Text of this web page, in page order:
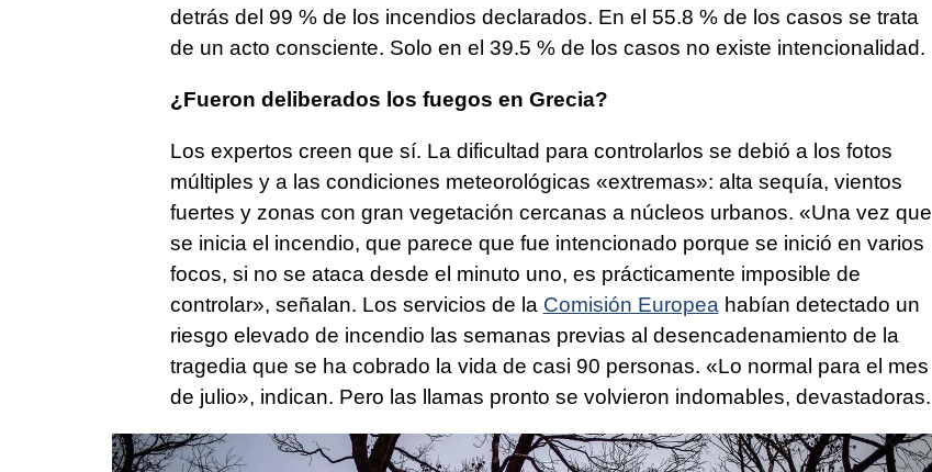
detrás del 99 % de los incendios declarados. En el 55.8 % de los casos se trata
de un acto consciente. Solo en el 39.5 % de los casos no existe intencionalidad.
¿Fueron deliberados los fuegos en Grecia?
Los expertos creen que sí. La dificultad para controlarlos se debió a los fotos
múltiples y a las condiciones meteorológicas «extremas»: alta sequía, vientos
fuertes y zonas con gran vegetación cercanas a núcleos urbanos. «Una vez que
se inicia el incendio, que parece que fue intencionado porque se inició en varios
focos, si no se ataca desde el minuto uno, es prácticamente imposible de
controlar», señalan. Los servicios de la Comisión Europeahabían detectado un
riesgo elevado de incendio las semanas previas al desencadenamiento de la
tragedia que se ha cobrado la vida de casi 90 personas. «Lo normal para el mes
de julio», indican. Pero las llamas pronto se volvieron indomables, devastadoras.